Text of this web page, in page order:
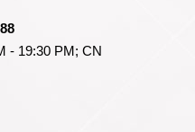
- 19:30 PM; CN